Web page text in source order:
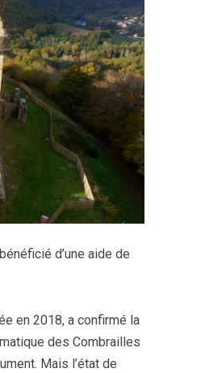
d’une aide de
en 2018, a confirmé la
des Combrailles
Mais l’état de